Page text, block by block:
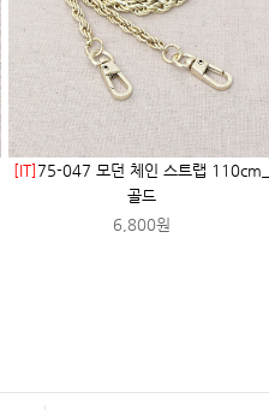
[IT] 75-047 모던 체인 스트랩 110cm_
골드
6,800원